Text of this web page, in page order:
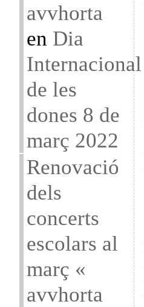
avvhorta
en Dia
Internacional
de les
dones 8 de
març 2022
Renovació
dels
concerts
escolars al
març «
avvhorta